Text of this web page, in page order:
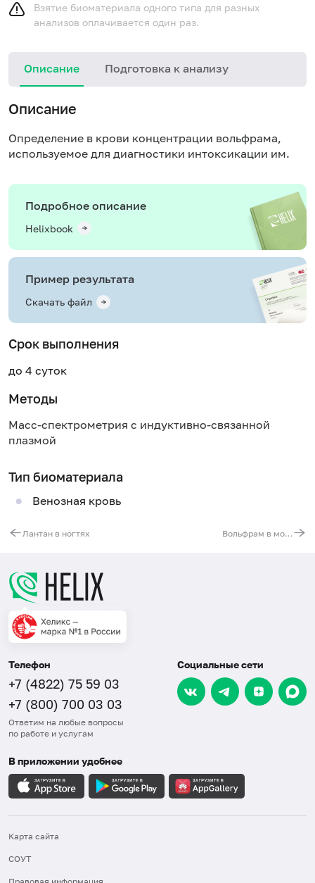
Взятие биоматериала одного типа для разных
анализов оплачивается один раз.
Описание Подготовка к анализу
Описание
Определение в крови концентрации вольфрама,
используемое для диагностики интоксикации им.
Подробное описание
Helixbook
Пример результата
Скачать файл
Срок выполнения
до 4 суток
Методы
Масс-спектрометрия с индуктивно-связанной
плазмой
Тип биоматериала
Венозная кровь
Лантан в ногтях Вольфрам в моче
Телефон
+7 (4822) 75 59 03
+7 (800) 700 03 03
Ответим на любые вопросы
по работе и услугам
Социальные сети
В приложении удобнее
Карта сайта
СОУТ